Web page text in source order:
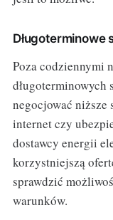
Poza codziennymi
długoterminowych
negocjować niższe
internet czy
dostawcy energii
korzystniejszą
sprawdzić
warunków.